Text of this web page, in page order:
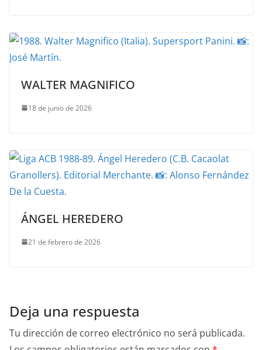
WALTER MAGNIFICO
18 de junio de 2026
ÁNGEL HEREDERO
21 de febrero de 2026
Deja una respuesta
Tu dirección de correo electrónico no será publicada.